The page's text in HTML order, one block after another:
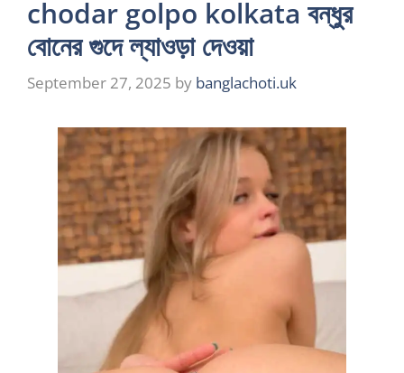
chodar golpo kolkata বন্ধুর
বোনের গুদে ল্যাওড়া দেওয়া
September 27, 2025 by banglachoti.uk